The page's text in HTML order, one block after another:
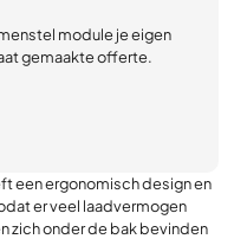
module je eigen
gemaakte offerte.
een ergonomisch design en
er veel laadvermogen
zich onder de bak bevinden